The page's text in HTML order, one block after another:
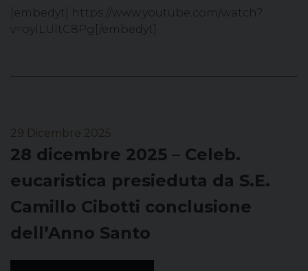
[embedyt] https://www.youtube.com/watch?
v=oyILUltC8Pg[/embedyt]
29 Dicembre 2025
28 dicembre 2025 – Celeb.
eucaristica presieduta da S.E.
Camillo Cibotti conclusione
dell’Anno Santo